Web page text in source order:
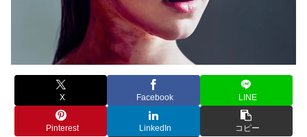
X Facebook LINE
Pinterest LinkedIn コピー